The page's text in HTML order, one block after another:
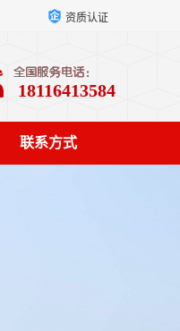
资质认证
18116413584
联系方式